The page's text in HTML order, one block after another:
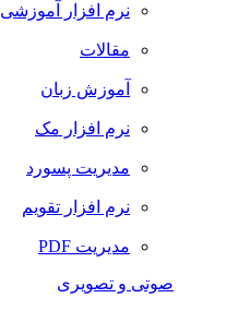
نرم افزار آموزشی
مقالات
آموزش زبان
نرم افزار مک
مدیریت پسورد
نرم افزار تقویم
مدیریت PDF
صوتی و تصویری